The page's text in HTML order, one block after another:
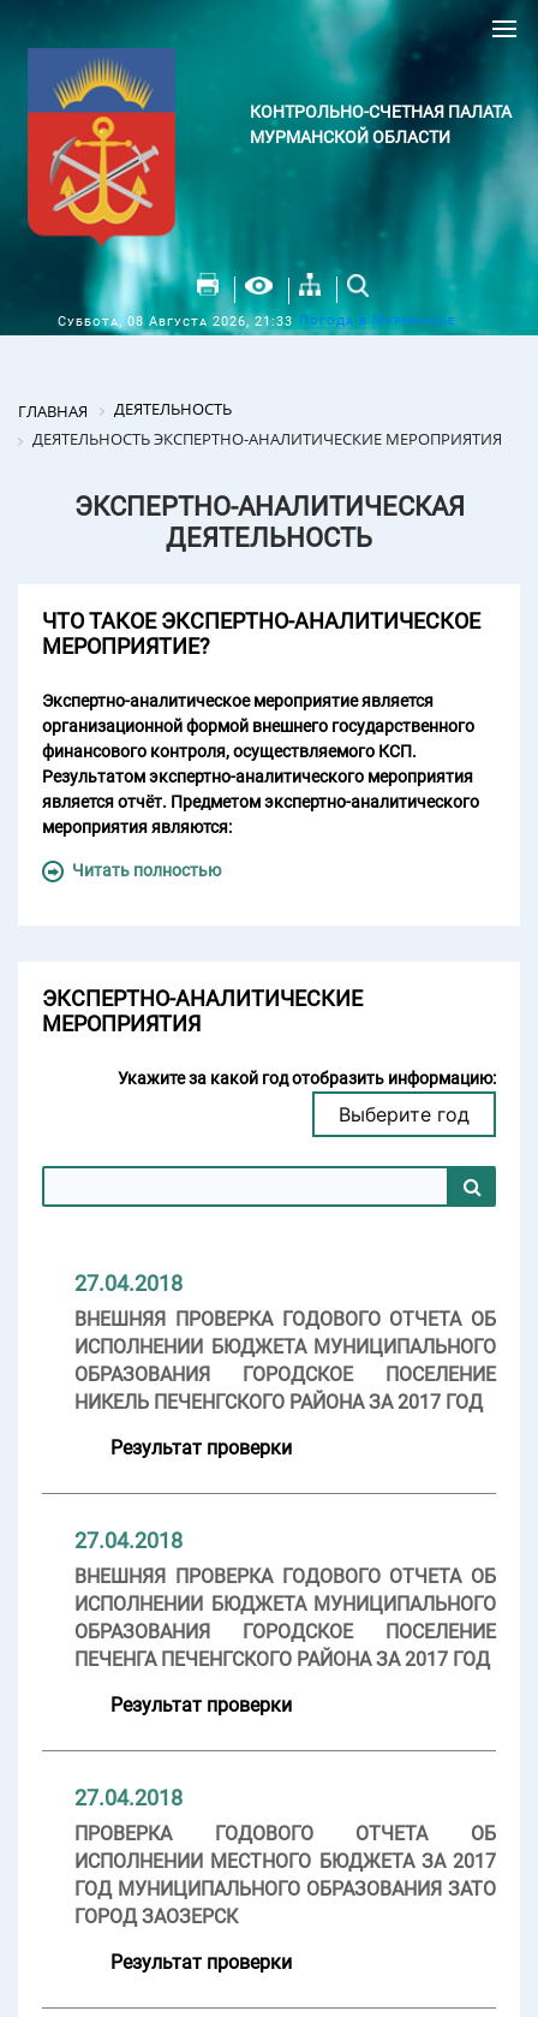
КОНТРОЛЬНО-СЧЕТНАЯ ПАЛАТА
МУРМАНСКОЙ ОБЛАСТИ
Суббота, 08 Августа 2026, 21:33 Погода в Мурманске
ГЛАВНАЯ
ДЕЯТЕЛЬНОСТЬ
ДЕЯТЕЛЬНОСТЬ ЭКСПЕРТНО-АНАЛИТИЧЕСКИЕ МЕРОПРИЯТИЯ
ЭКСПЕРТНО-АНАЛИТИЧЕСКАЯ
ДЕЯТЕЛЬНОСТЬ
ЧТО ТАКОЕ ЭКСПЕРТНО-АНАЛИТИЧЕСКОЕ
МЕРОПРИЯТИЕ?
Экспертно-аналитическое мероприятие является
организационной формой внешнего государственного
финансового контроля, осуществляемого КСП.
Результатом экспертно-аналитического мероприятия
является отчёт. Предметом экспертно-аналитического
мероприятия являются:
Читать полностью
- организация бюджетного процесса Мурманской
области;
бюджета, средств Территориального фонда
обязательного медицинского страхования Мурманской
области, имущества находящегося в государственной
собственности Мурманской области, а также
управление и распоряжение, имуществом, находящимся
методом обследования.
Под обследованием понимаются анализ и оценка
состояния определенной сферы
деятельности объекта контроля. Обследование
(или) получения информации по месту нахождения
- объективным - осуществляться с использованием
обоснованных фактических документальных данных,
полученных в установленном законодательством
порядке, и обеспечивать полную и достоверную
информацию по предмету мероприятия;
- системным - представлять собой комплекс экспертно-
аналитических действий, взаимоувязанных по срокам,
охвату вопросов, анализируемым показателям и
- результативным – организация мероприятия должна
обеспечивать возможность подготовки выводов и
предложений по результатам мероприятия
Свернуть
ЭКСПЕРТНО-АНАЛИТИЧЕСКИЕ
МЕРОПРИЯТИЯ
Укажите за какой год отобразить информацию:
Выберите год
27.04.2018
ВНЕШНЯЯ ПРОВЕРКА ГОДОВОГО ОТЧЕТА ОБ
ИСПОЛНЕНИИ БЮДЖЕТА МУНИЦИПАЛЬНОГО
ОБРАЗОВАНИЯ ГОРОДСКОЕ ПОСЕЛЕНИЕ
НИКЕЛЬ ПЕЧЕНГСКОГО РАЙОНА ЗА 2017 ГОД
Результат проверки
27.04.2018
ВНЕШНЯЯ ПРОВЕРКА ГОДОВОГО ОТЧЕТА ОБ
ИСПОЛНЕНИИ БЮДЖЕТА МУНИЦИПАЛЬНОГО
ОБРАЗОВАНИЯ ГОРОДСКОЕ ПОСЕЛЕНИЕ
ПЕЧЕНГА ПЕЧЕНГСКОГО РАЙОНА ЗА 2017 ГОД
Результат проверки
27.04.2018
ПРОВЕРКА ГОДОВОГО ОТЧЕТА ОБ
ИСПОЛНЕНИИ МЕСТНОГО БЮДЖЕТА ЗА 2017
ГОД МУНИЦИПАЛЬНОГО ОБРАЗОВАНИЯ ЗАТО
ГОРОД ЗАОЗЕРСК
Результат проверки